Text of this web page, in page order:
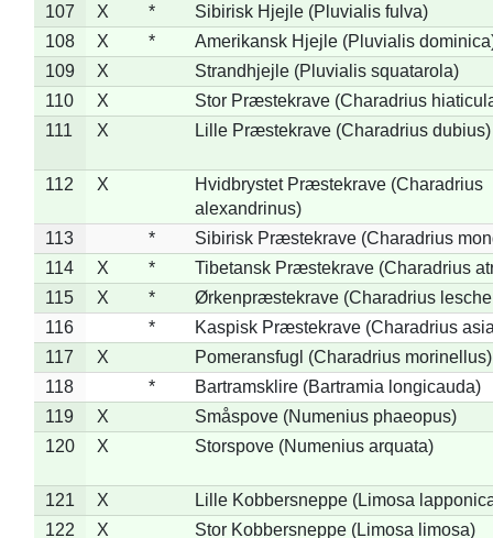
107
X *
Sibirisk Hjejle (Pluvialis fulva)
108
X *
Amerikansk Hjejle (Pluvialis
109
X
Strandhjejle (Pluvialis squatarola)
110
X
Stor Præstekrave (Charadrius
111
X Lille Præstekrave (Charadrius dubius)
112 X
Hvidbrystet Præstekrave (Charadrius
alexandrinus)
113
*
Sibirisk Præstekrave (Charadrius
114
X *
Tibetansk Præstekrave (Charadrius
115
X *
Ørkenpræstekrave (Charadrius
116
*
Kaspisk Præstekrave (Charadrius
117
X
Pomeransfugl (Charadrius morinellus)
118
*
Bartramsklire (Bartramia longicauda)
119
X
Småspove (Numenius phaeopus)
120
X Storspove (Numenius arquata)
121 X
Lille Kobbersneppe (Limosa
122
X
Stor Kobbersneppe (Limosa limosa)